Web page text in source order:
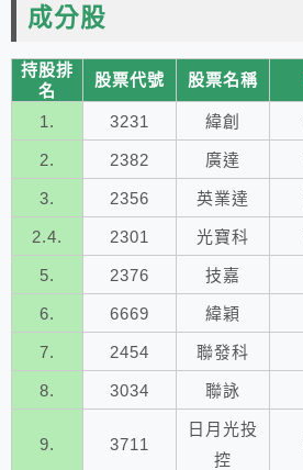
成分股
持股排
名
股票代號 股票名稱
1. 3231 緯創
2. 2382 廣達
3. 2356 英業達
2.4. 2301 光寶科
5. 2376 技嘉
6. 6669 緯穎
7. 2454 聯發科
8. 3034 聯詠
9. 3711
日月光投
控